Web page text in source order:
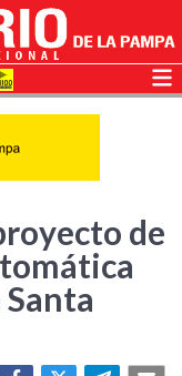
de